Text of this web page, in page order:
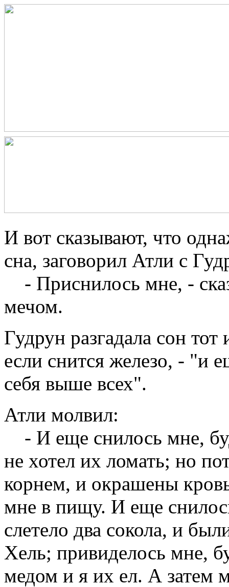
И вот сказывают, что
сна, заговорил Атли с
- Приснилось мне, -
мечом.
Гудрун разгадала сон
если снится железо, - "и
себя выше всех".
Атли молвил:
- И еще снилось мне,
не хотел их ломать; но
корнем, и окрашены
мне в пищу. И еще
слетело два сокола, и
Хель; привиделось мне,
медом и я их ел. А затем